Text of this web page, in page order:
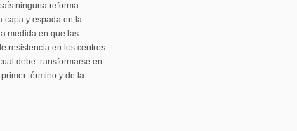
ninguna reforma
capa y espada en la
medida en que las
resistencia en los centros
debe transformarse en
término y de la